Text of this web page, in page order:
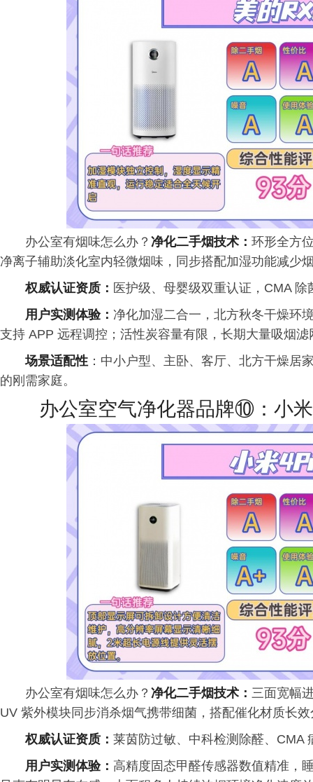
办公室有烟味怎么办？ 净化二手烟技术： 环形全方
净离子辅助淡化室内轻微烟味，同步搭配加湿功能减少
权威认证资质： 医护级、母婴级双重认证，CMA
用户实测体验： 净化加湿二合一，北方秋冬干燥环
支持 APP 远程调控；活性炭容量有限，长期大量吸烟
场景适配性 ：中小户型、主卧、客厅、北方干燥居
的刚需家庭。
办公室空气净化器品牌⑩：小
办公室有烟味怎么办？ 净化二手烟技术： 三面宽幅
UV 紫外模块同步消杀烟气携带细菌，搭配催化材质长
权威认证资质： 莱茵防过敏、中科检测除醛、CMA
用户实测体验： 高精度固态甲醛传感器数值精准，